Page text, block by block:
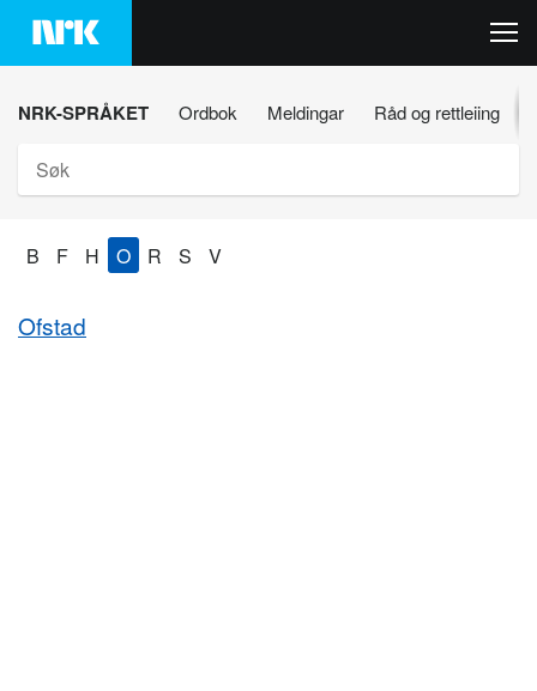
Hopp
innhaldet
NRK-SPRÅKET Ordbok Meldingar Råd og rettleiing
B F H O R S V
Ofstad